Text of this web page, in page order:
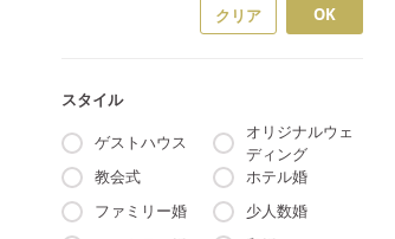
クリア OK
スタイル
ゲストハウス
オリジナルウェ
ディング
教会式
ホテル婚
ファミリー婚
少人数婚